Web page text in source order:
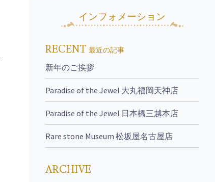
インフォメーション
RECENT最近の記事
新年のご挨拶
Paradise of the Jewel 大丸福岡天神店
Paradise of the Jewel 日本橋三越本店
Rare stone Museum 松坂屋名古屋店
ARCHIVE